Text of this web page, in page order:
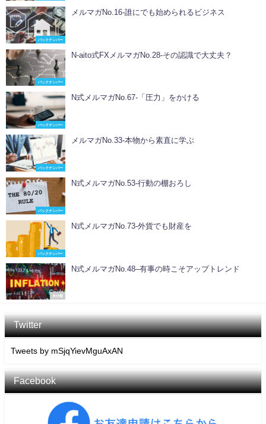
バックナンバー
メルマガNo.16-誰にでも始められるビジネス
バックナンバー
N-aito式FXメルマガNo.28-その認識で大丈夫？
バックナンバー
N式メルマガNo.67-「圧力」をかける
バックナンバー
メルマガNo.33-本物から素直に学ぶ
バックナンバー
N式メルマガNo.53-行動の棚おろし
バックナンバー
N式メルマガNo.73-外貨でも財産を
未分類
N式メルマガNo.48–有事の時こそアップトレンド
Twitter
Tweets by mSjqYievMguAxAN
Facebook